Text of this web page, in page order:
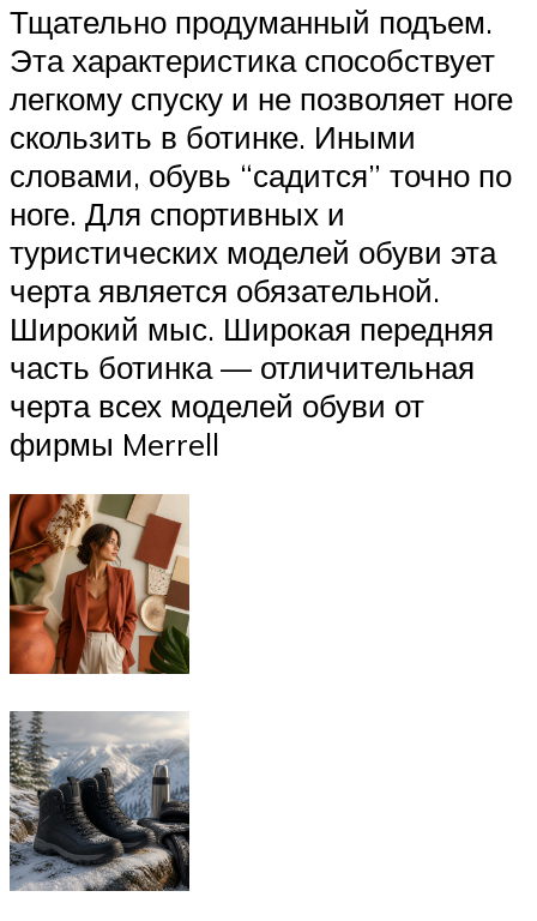
Тщательно продуманный подъем.
Эта характеристика способствует
легкому спуску и не позволяет ноге
скользить в ботинке. Иными
словами, обувь “садится” точно по
ноге. Для спортивных и
туристических моделей обуви эта
черта является обязательной.
Широкий мыс. Широкая передняя
часть ботинка — отличительная
черта всех моделей обуви от
фирмы Merrell